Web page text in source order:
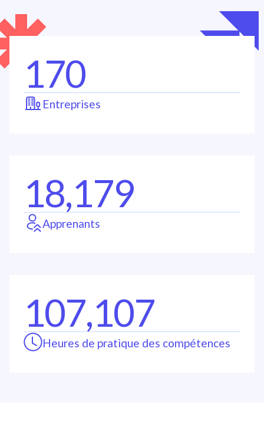
170
Entreprises
18,179
Apprenants
107,107
Heures de pratique des compétences